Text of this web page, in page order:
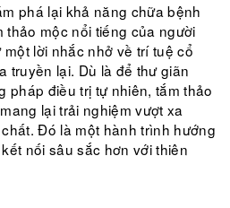
phá lại khả năng chữa bệnh
thảo mộc nổi tiếng của người
lời nhắc nhở về trí tuệ cổ
truyền lại. Dù là để thư giãn
pháp điều trị tự nhiên, tắm thảo
lại trải nghiệm vượt xa
Đó là một hành trình hướng
nối sâu sắc hơn với thiên